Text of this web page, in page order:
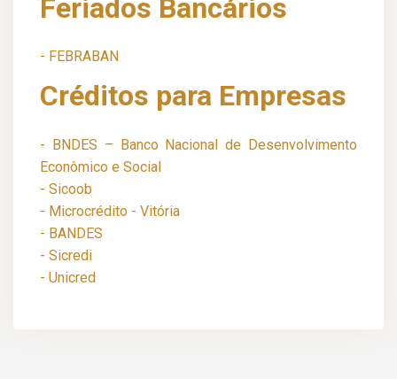
Feriados Bancários
- FEBRABAN
Créditos para Empresas
- BNDES – Banco Nacional de Desenvolvimento
Econômico e Social
- Sicoob
- Microcrédito - Vitória
- BANDES
- Sicredi
- Unicred